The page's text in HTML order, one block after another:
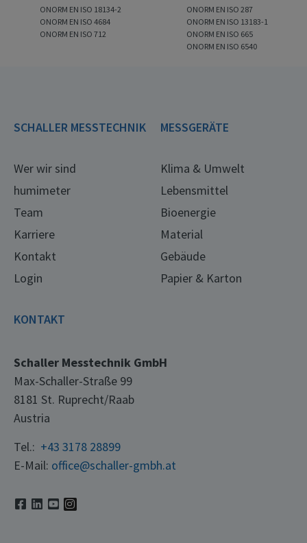
ONORM EN ISO 18134-2
ONORM EN ISO 4684
ONORM EN ISO 712
ONORM EN ISO 287
ONORM EN ISO 13183-1
ONORM EN ISO 665
ONORM EN ISO 6540
SCHALLER MESSTECHNIK
Wer wir sind
humimeter
Team
Karriere
Kontakt
Login
MESSGERÄTE
Klima & Umwelt
Lebensmittel
Bioenergie
Material
Gebäude
Papier & Karton
KONTAKT
Schaller Messtechnik GmbH
Max-Schaller-Straße 99
8181 St. Ruprecht/Raab
Austria
Tel.: +43 3178 28899
E-Mail: office@schaller-gmbh.at